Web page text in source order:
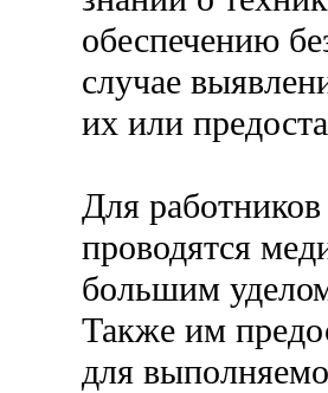
обеспечению
случае
их или
Для
проводятся
большим
Также им
для